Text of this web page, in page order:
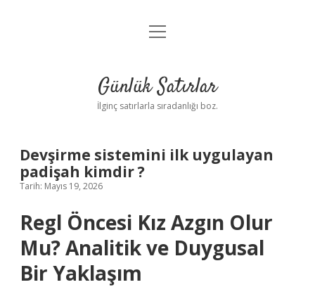
Anasayfa
Yasal Uyarı
menüyü
Günlük Satırlar
İlginç satırlarla sıradanlığı boz.
Devşirme sistemini ilk uygulayan
padişah kimdir ?
Tarih: Mayıs 19, 2026
Regl Öncesi Kız Azgın Olur
Mu? Analitik ve Duygusal
Bir Yaklaşım